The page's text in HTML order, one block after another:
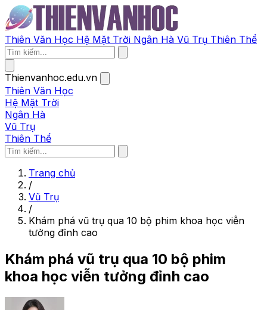
Thiên Văn Học Hệ Mặt Trời Ngân Hà Vũ Trụ Thiên Thể
Thienvanhoc.edu.vn
Thiên Văn Học
Hệ Mặt Trời
Ngân Hà
Vũ Trụ
Thiên Thể
Trang chủ
/
Vũ Trụ
/
Khám phá vũ trụ qua 10 bộ phim khoa học viễn
tưởng đỉnh cao
Khám phá vũ trụ qua 10 bộ phim
khoa học viễn tưởng đỉnh cao